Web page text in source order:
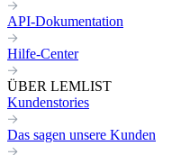
API-Dokumentation
Hilfe-Center
ÜBER LEMLIST
Kundenstories
Das sagen unsere Kunden